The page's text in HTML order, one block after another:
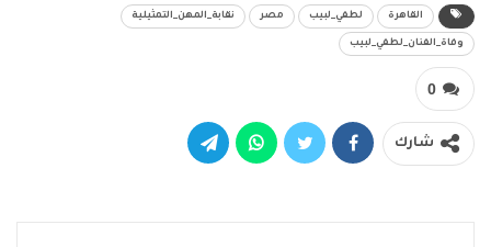
القاهرة لطفي_لبيب مصر نقابة_المهن_التمثيلية
وفاة_الفنان_لطفي_لبيب
0
شارك